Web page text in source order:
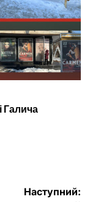
Галича
Наступний: